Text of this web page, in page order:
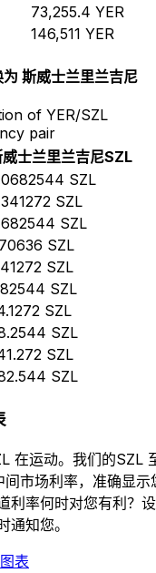
73,255.4 YER
146,511 YER
斯威士兰里兰吉尼
of YER/SZL
pair
士兰里兰吉尼SZL
SZL
SZL
SZL
SZL
SZL
SZL
SZL
SZL
SZL
SZL
在运动。我们的SZL
间市场利率，准确显
利率何时对您有利？
通知您。
表